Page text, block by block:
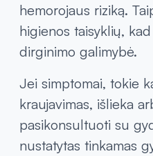
hemorojaus riziką.
higienos taisyklių,
dirginimo galimybė.
Jei simptomai, tokie
kraujavimas, išlieka
pasikonsultuoti su
nustatytas tinkamas